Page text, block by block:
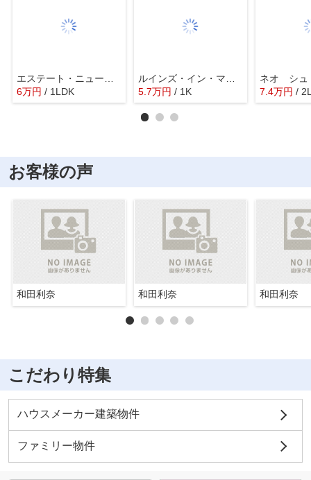
6万円 / 1LDK
5.7万円 / 1K
ネオ シュ
7.4万円 /
お客様の声
和田利奈 和田利奈 和田利奈
こだわり特集
ハウスメーカー建築物件
ファミリー物件